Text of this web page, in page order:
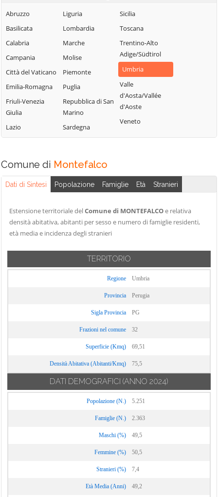
Deruta
Fossato di Vico
Montone
Nocera Umbra
Norcia
Paciano
Panicale
Passignano sul
Trasimeno
Perugia
Piegaro
Valfabbrica
Vallo di Nera
Valtopina
Abruzzo
Basilicata
Calabria
Campania
Città del Vaticano
Emilia-Romagna
Friuli-Venezia
Giulia
Lazio
Liguria
Lombardia
Marche
Molise
Piemonte
Puglia
Repubblica di San
Marino
Sardegna
Sicilia
Toscana
Trentino-Alto
Adige/Südtirol
Umbria
Valle
d'Aosta/Vallée
d'Aoste
Veneto
Comune di Montefalco
Dati di Sintesi Popolazione Famiglie Età Stranieri
Estensione territoriale delComune di MONTEFALCOe relativa
densità abitativa, abitanti per sesso e numero di famiglie residenti,
età media e incidenza degli stranieri
TERRITORIO
Regione Umbria
Provincia Perugia
Sigla Provincia PG
Frazioni nel comune 32
Superficie (Kmq) 69,51
Densità Abitativa (Abitanti/Kmq) 75,5
DATI DEMOGRAFICI (ANNO 2024)
Popolazione (N.) 5.251
Famiglie (N.) 2.363
Maschi (%) 49,5
Femmine (%) 50,5
Stranieri (%) 7,4
Età Media (Anni) 49,2